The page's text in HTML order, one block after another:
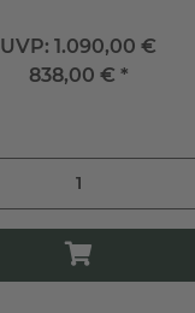
UVP: 1.090,00 €
838,00 € *